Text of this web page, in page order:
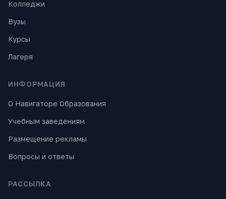
Колледжи
Вузы
Курсы
Лагеря
ИНФОРМАЦИЯ
О Навигаторе Образования
Учебным заведениям
Размещение рекламы
Вопросы и ответы
РАССЫЛКА